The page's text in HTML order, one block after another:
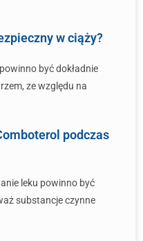
w ciąży?
być dokładnie
ze względu na
podczas
leku powinno być
substancje czynne